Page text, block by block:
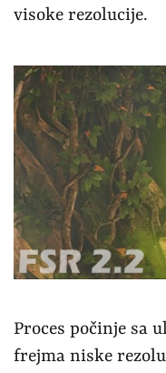
visoke rezolucije.
Proces počinje sa
frejma niske